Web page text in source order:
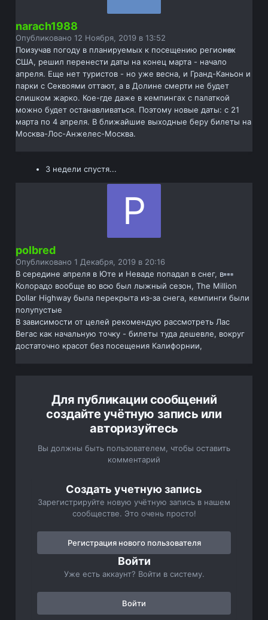
narach1988
Опубликовано12 Ноября, 2019 в 13:52
Поизучав погоду в планируемых к посещению регионах
США, решил перенести даты на конец марта - начало
апреля. Еще нет туристов - но уже весна, и Гранд-Каньон и
парки с Секвоями оттают, а в Долине смерти не будет
слишком жарко. Кое-где даже в кемпингах с палаткой
можно будет останавливаться. Поэтому новые даты: с 21
марта по 4 апреля. В ближайшие выходные беру билеты на
Москва-Лос-Анжелес-Москва.
3 недели спустя...
polbred
Опубликовано1 Декабря, 2019 в 20:16
В середине апреля в Юте и Неваде попадал в снег, в
Колорадо вообще во всю был лыжный сезон, The Million
Dollar Highway была перекрыта из-за снега, кемпинги были
полупустые
В зависимости от целей рекомендую рассмотреть Лас
Вегас как начальную точку - билеты туда дешевле, вокруг
достаточно красот без посещения Калифорнии,
Для публикации сообщений
создайте учётную запись или
авторизуйтесь
Вы должны быть пользователем, чтобы оставить
комментарий
Создать учетную запись
Зарегистрируйте новую учётную запись в нашем
сообществе. Это очень просто!
Регистрация нового пользователя
Войти
Уже есть аккаунт? Войти в систему.
Войти